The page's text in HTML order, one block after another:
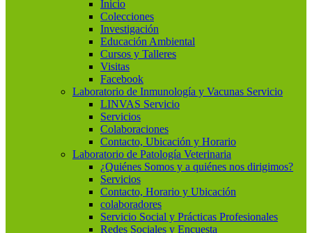
Inicio
Colecciones
Investigación
Educación Ambiental
Cursos y Talleres
Visitas
Facebook
Laboratorio de Inmunología y Vacunas Servicio
LINVAS Servicio
Servicios
Colaboraciones
Contacto, Ubicación y Horario
Laboratorio de Patología Veterinaria
¿Quiénes Somos y a quiénes nos dirigimos?
Servicios
Contacto, Horario y Ubicación
colaboradores
Servicio Social y Prácticas Profesionales
Redes Sociales y Encuesta